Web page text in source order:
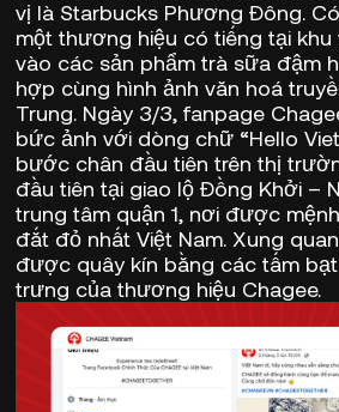
vị là Starbucks Phương Đông.
một thương hiệu có tiếng tại
vào các sản phẩm trà sữa đậm
hợp cùng hình ảnh văn hoá
Trung. Ngày 3/3, fanpage
bức ảnh với dòng chữ “Hello
bước chân đầu tiên trên thị
đầu tiên tại giao lộ Đồng Khởi –
trung tâm quận 1, nơi được
đắt đỏ nhất Việt Nam. Xung
được quây kín bằng các tấm
trưng của thương hiệu Chagee.